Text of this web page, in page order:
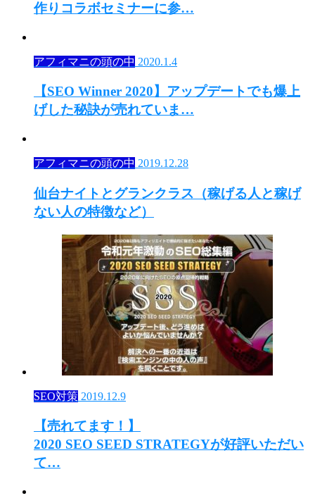
作りコラボセミナーに参…
アフィマニの頭の中 2020.1.4
【SEO Winner 2020】アップデートでも爆上
げした秘訣が売れていま…
アフィマニの頭の中 2019.12.28
仙台ナイトとグランクラス（稼げる人と稼げ
ない人の特徴など）
SEO対策 2019.12.9
【売れてます！】
2020 SEO SEED STRATEGYが好評いただい
て…